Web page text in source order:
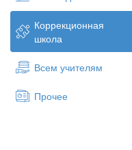
Коррекционная
школа
Всем учителям
Прочее